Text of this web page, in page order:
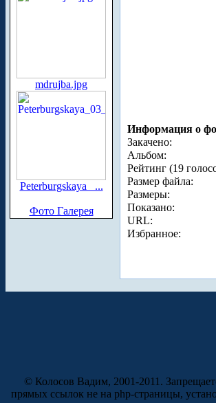
mdrujba.jpg
Peterburgskaya_ ...
Фото Галерея
Информация о
Закачено:
Альбом:
Рейтинг (19
Размер файла:
Размеры:
Показано:
URL:
Избранное:
© Колосов Вадим, 2001-2011.
прямых ссылок не на php-страницы,